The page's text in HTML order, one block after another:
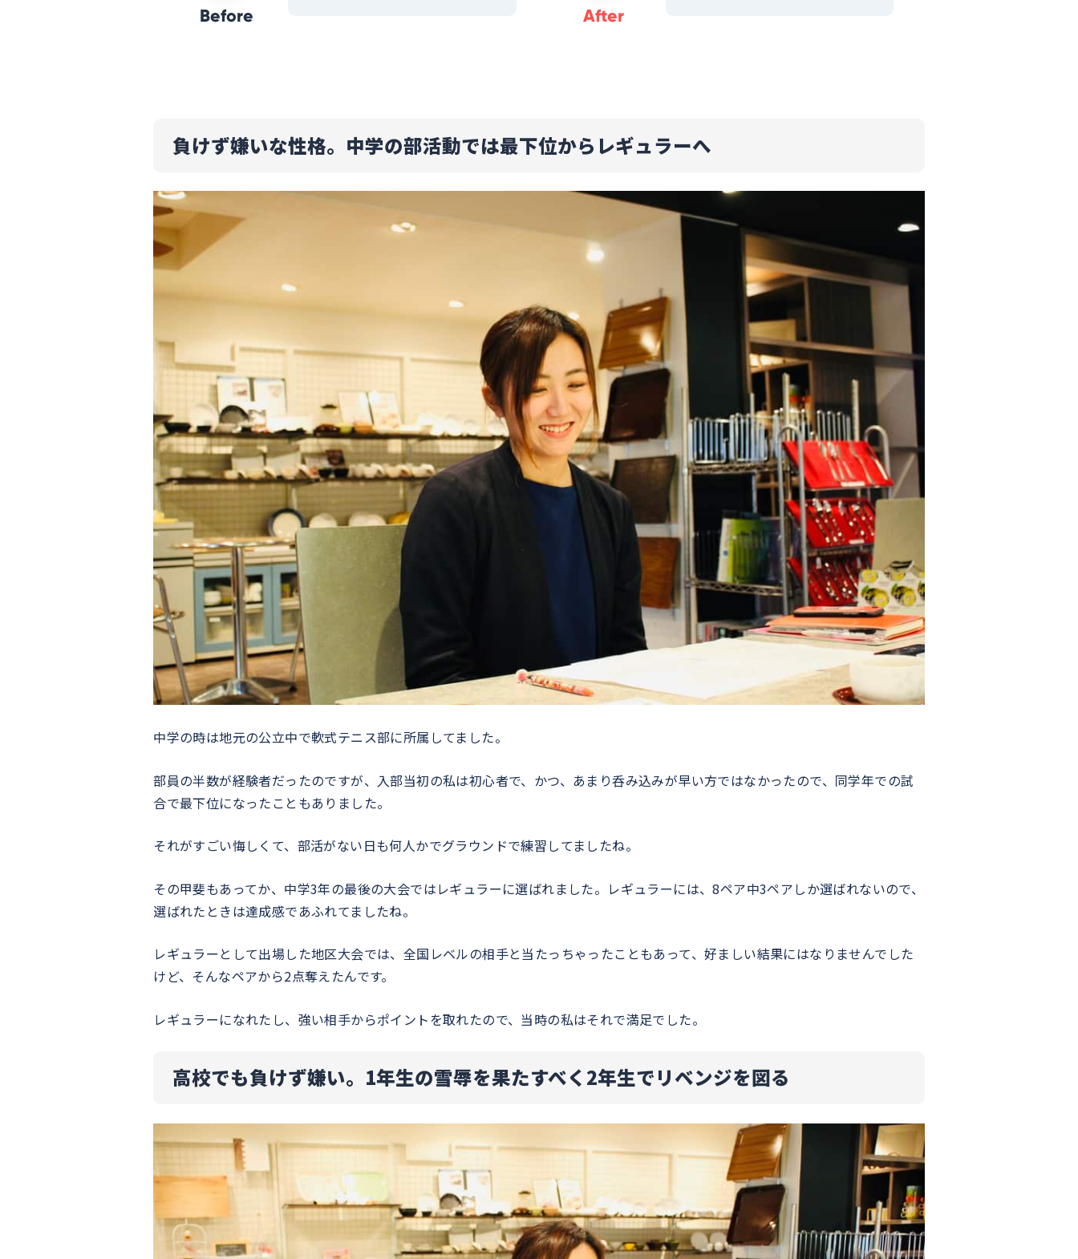
Before After
負けず嫌いな性格。中学の部活動では最下位からレギュラーへ
中学の時は地元の公立中で軟式テニス部に所属してました。
部員の半数が経験者だったのですが、入部当初の私は初心者で、かつ、あまり呑み込みが早い方ではなかったので、同学年での試
合で最下位になったこともありました。
それがすごい悔しくて、部活がない日も何人かでグラウンドで練習してましたね。
その甲斐もあってか、中学3年の最後の大会ではレギュラーに選ばれました。レギュラーには、8ペア中3ペアしか選ばれないので、
選ばれたときは達成感であふれてましたね。
レギュラーとして出場した地区大会では、全国レベルの相手と当たっちゃったこともあって、好ましい結果にはなりませんでした
けど、そんなペアから2点奪えたんです。
レギュラーになれたし、強い相手からポイントを取れたので、当時の私はそれで満足でした。
高校でも負けず嫌い。1年生の雪辱を果たすべく2年生でリベンジを図る